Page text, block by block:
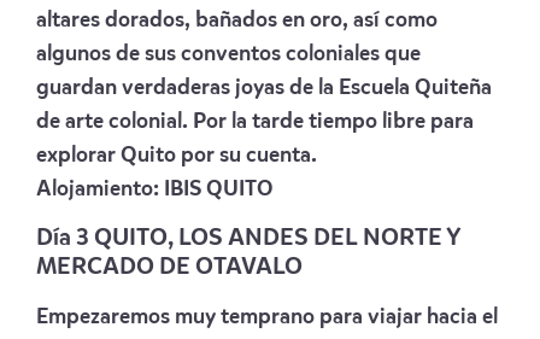
altares dorados, bañados en oro, así como
algunos de sus conventos coloniales que
guardan verdaderas joyas de la Escuela Quiteña
de arte colonial. Por la tarde tiempo libre para
explorar Quito por su cuenta.
Alojamiento:
IBIS QUITO
Día 3 QUITO, LOS ANDES DEL NORTE Y
MERCADO DE OTAVALO
Empezaremos muy temprano para viajar hacia el